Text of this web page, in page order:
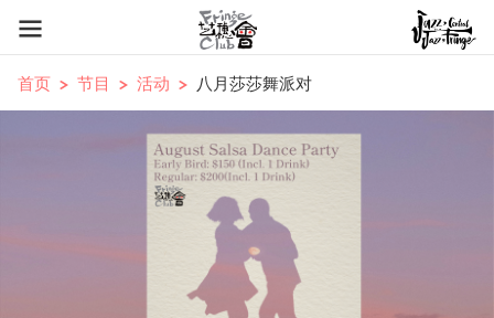
首页 节目 活动 八月莎莎舞派对